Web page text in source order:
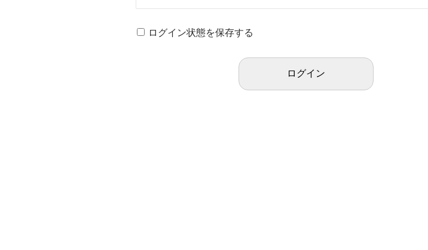
ログイン状態を保存する